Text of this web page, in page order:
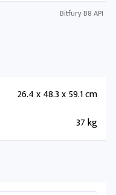
Bitfury B8 API
26.4 x 48.3 x 59.1 cm
37 kg